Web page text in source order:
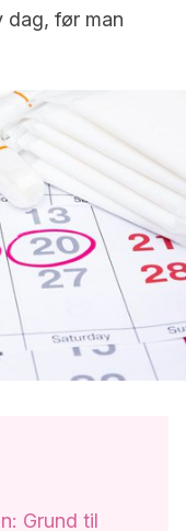
dag, før man
Grund til